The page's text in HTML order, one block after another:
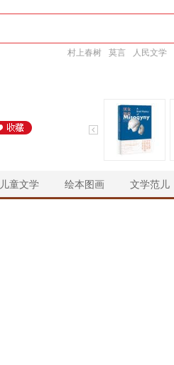
村上春树 莫言 人民文学
￥
儿童文学 绘本图画 文学范儿